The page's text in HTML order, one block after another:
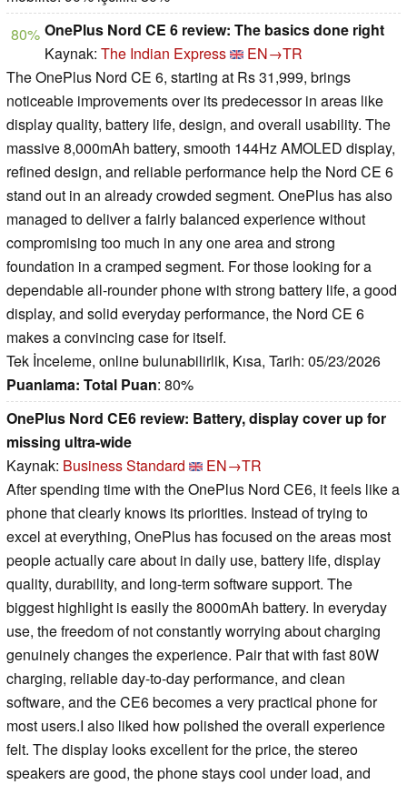
80% OnePlus Nord CE 6 review: The basics done right
Kaynak: The Indian Express
EN→TR
The OnePlus Nord CE 6, starting at Rs 31,999, brings
noticeable improvements over its predecessor in areas like
display quality, battery life, design, and overall usability. The
massive 8,000mAh battery, smooth 144Hz AMOLED display,
refined design, and reliable performance help the Nord CE 6
stand out in an already crowded segment. OnePlus has also
managed to deliver a fairly balanced experience without
compromising too much in any one area and strong
foundation in a cramped segment. For those looking for a
dependable all-rounder phone with strong battery life, a good
display, and solid everyday performance, the Nord CE 6
makes a convincing case for itself.
Tek İnceleme, online bulunabilirlik, Kısa, Tarih: 05/23/2026
Puanlama: Total Puan: 80%
OnePlus Nord CE6 review: Battery, display cover up for
missing ultra-wide
Kaynak: Business Standard
EN→TR
After spending time with the OnePlus Nord CE6, it feels like a
phone that clearly knows its priorities. Instead of trying to
excel at everything, OnePlus has focused on the areas most
people actually care about in daily use, battery life, display
quality, durability, and long-term software support. The
biggest highlight is easily the 8000mAh battery. In everyday
use, the freedom of not constantly worrying about charging
genuinely changes the experience. Pair that with fast 80W
charging, reliable day-to-day performance, and clean
software, and the CE6 becomes a very practical phone for
most users.I also liked how polished the overall experience
felt. The display looks excellent for the price, the stereo
speakers are good, the phone stays cool under load, and